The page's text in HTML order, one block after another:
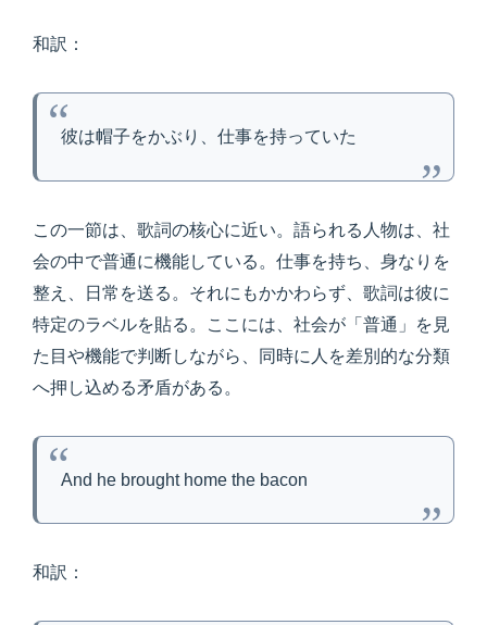
和訳：
彼は帽子をかぶり、仕事を持っていた
この一節は、歌詞の核心に近い。語られる人物は、社
会の中で普通に機能している。仕事を持ち、身なりを
整え、日常を送る。それにもかかわらず、歌詞は彼に
特定のラベルを貼る。ここには、社会が「普通」を見
た目や機能で判断しながら、同時に人を差別的な分類
へ押し込める矛盾がある。
And he brought home the bacon
和訳：